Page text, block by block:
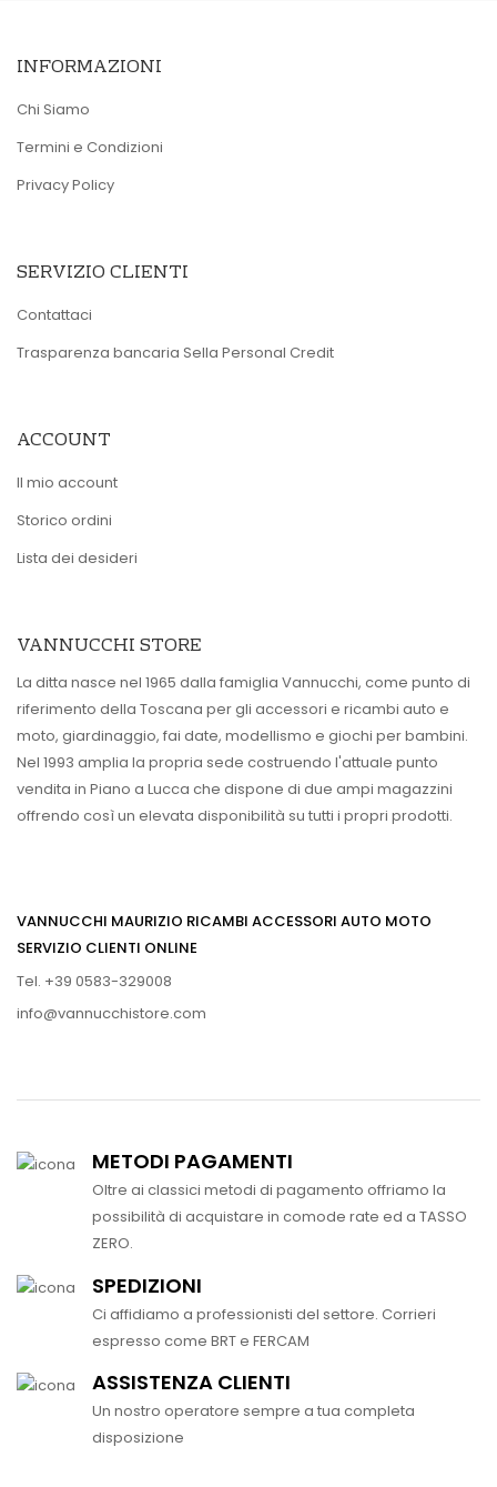
INFORMAZIONI
Chi Siamo
Termini e Condizioni
Privacy Policy
SERVIZIO CLIENTI
Contattaci
Trasparenza bancaria Sella Personal Credit
ACCOUNT
Il mio account
Storico ordini
Lista dei desideri
VANNUCCHI STORE
La ditta nasce nel 1965 dalla famiglia Vannucchi, come punto di
riferimento della Toscana per gli accessori e ricambi auto e
moto, giardinaggio, fai date, modellismo e giochi per bambini.
Nel 1993 amplia la propria sede costruendo l'attuale punto
vendita in Piano a Lucca che dispone di due ampi magazzini
offrendo così un elevata disponibilità su tutti i propri prodotti.
VANNUCCHI MAURIZIO RICAMBI ACCESSORI AUTO MOTO
SERVIZIO CLIENTI ONLINE
Tel. +39 0583-329008
info@vannucchistore.com
METODI PAGAMENTI
Oltre ai classici metodi di pagamento offriamo la
possibilità di acquistare in comode rate ed a TASSO
ZERO.
SPEDIZIONI
Ci affidiamo a professionisti del settore. Corrieri
espresso come BRT e FERCAM
ASSISTENZA CLIENTI
Un nostro operatore sempre a tua completa
disposizione